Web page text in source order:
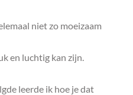
niet zo moeizaam
en luchtig kan zijn.
leerde ik hoe je dat